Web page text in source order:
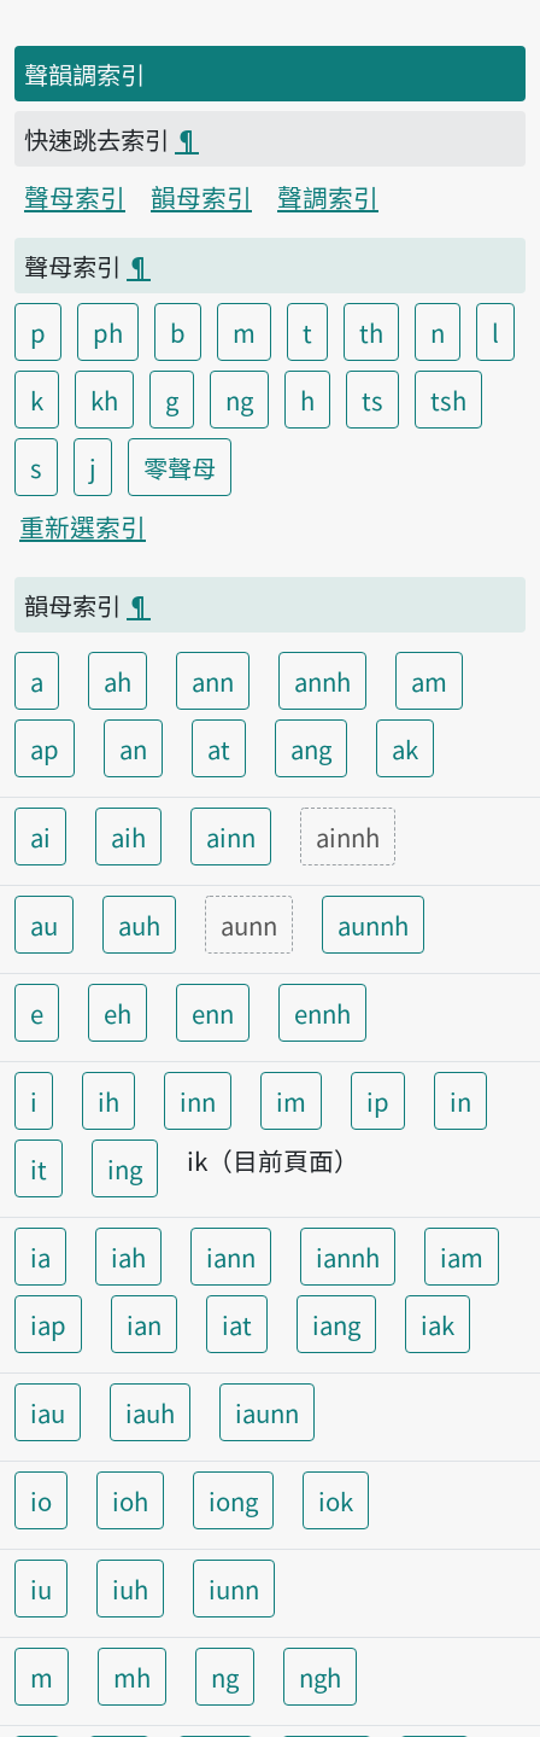
聲韻調索引
快速跳去索引 ¶
聲母索引
韻母索引
聲調索引
聲母索引 ¶
p
ph b m t th n
l
k
kh g ng h ts
tsh
s
j
零聲母
重新選索引
韻母索引 ¶
a ah ann annh
am
ap
an at ang ak
ai aih ainn ainnh
au auh aunn aunnh
e eh enn ennh
i ih inn im ip
in
it
ing ik（目前頁面）
ia iah iann iannh
iam
iap
ian iat iang iak
iau iauh iaunn
io ioh iong iok
iu iuh iunn
m mh ng ngh